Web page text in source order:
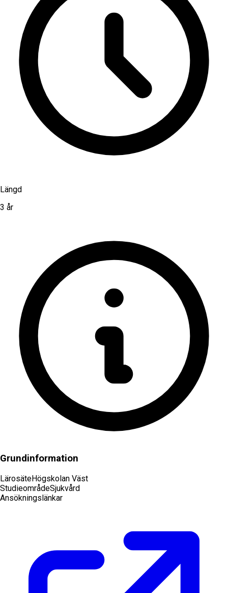
Längd
3 år
Grundinformation
LärosäteHögskolan Väst
StudieområdeSjukvård
Ansökningslänkar